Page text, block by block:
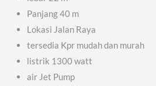
Panjang 40 m
Lokasi Jalan Raya
tersedia Kpr mudah dan murah
listrik 1300 watt
air Jet Pump